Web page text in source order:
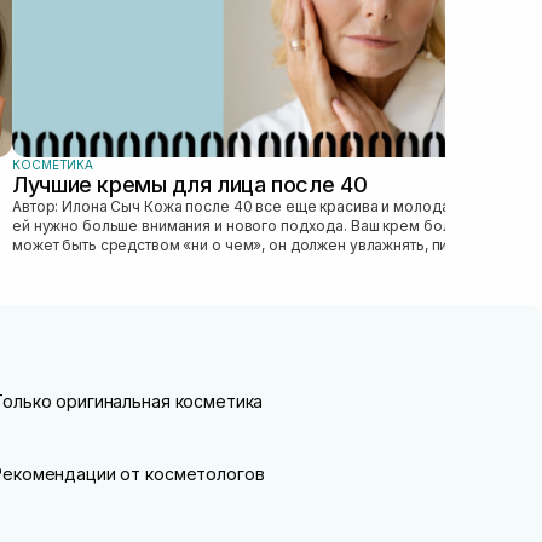
КОСМЕТИКА
Лучшие кремы для лица после 40
Автор: Илона Сыч Кожа после 40 все еще красива и молода, просто
ей нужно больше внимания и нового подхода. Ваш крем больше не
может быть средством «ни о чем», он должен увлажнять, питать,
оригинальная косметика
от косметологов